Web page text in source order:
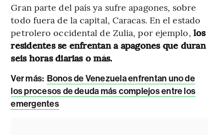
Gran parte del país ya sufre apagones, sobre
todo fuera de la capital, Caracas. En el estado
petrolero occidental de Zulia, por ejemplo, los
residentes se enfrentan a apagones que duran
seis horas diarias o más.
Ver más: Bonos de Venezuela enfrentan uno de
los procesos de deuda más complejos entre los
emergentes